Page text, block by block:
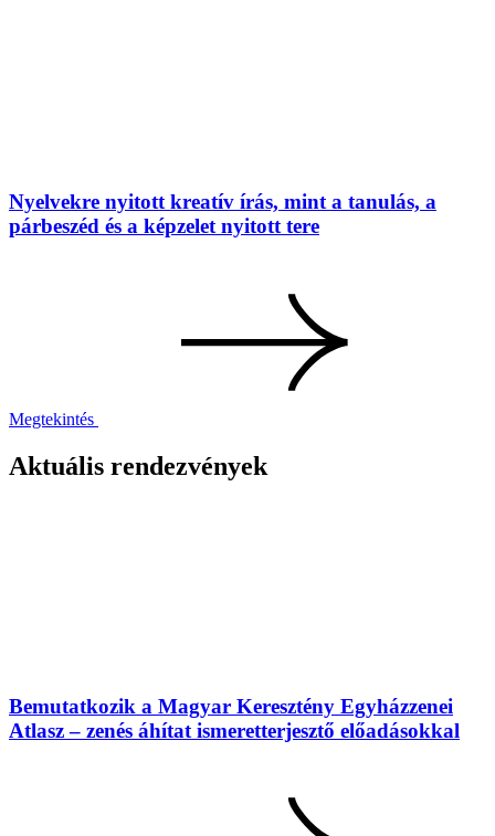
Nyelvekre nyitott kreatív írás, mint a tanulás, a
párbeszéd és a képzelet nyitott tere
Megtekintés
Aktuális rendezvények
Bemutatkozik a Magyar Keresztény Egyházzenei
Atlasz – zenés áhítat ismeretterjesztő előadásokkal